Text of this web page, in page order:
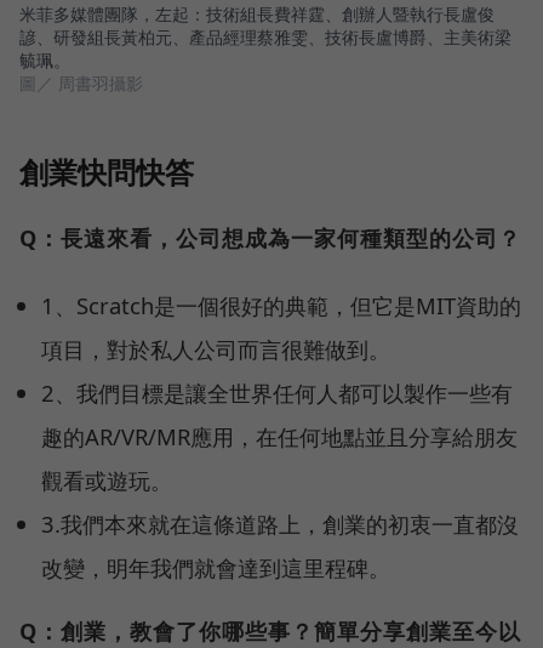
米菲多媒體團隊，左起：技術組長費祥霆、創辦人暨執行長盧俊
諺、研發組長黃柏元、產品經理蔡雅雯、技術長盧博爵、主美術梁
毓珮。
圖／ 周書羽攝影
創業快問快答
Q：長遠來看，公司想成為一家何種類型的公司？
1、Scratch是一個很好的典範，但它是MIT資助的
項目，對於私人公司而言很難做到。
2、我們目標是讓全世界任何人都可以製作一些有
趣的AR/VR/MR應用，在任何地點並且分享給朋友
觀看或遊玩。
3.我們本來就在這條道路上，創業的初衷一直都沒
改變，明年我們就會達到這里程碑。
Q：創業，教會了你哪些事？簡單分享創業至今以